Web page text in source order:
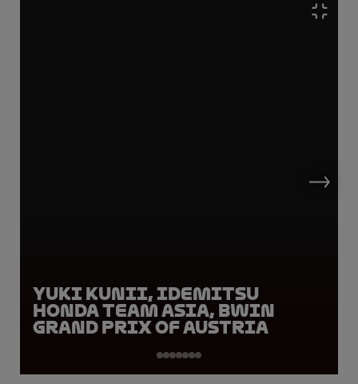
Yuki Kunii, Idemitsu
Honda Team Asia, BWIN
Grand Prix of Austria